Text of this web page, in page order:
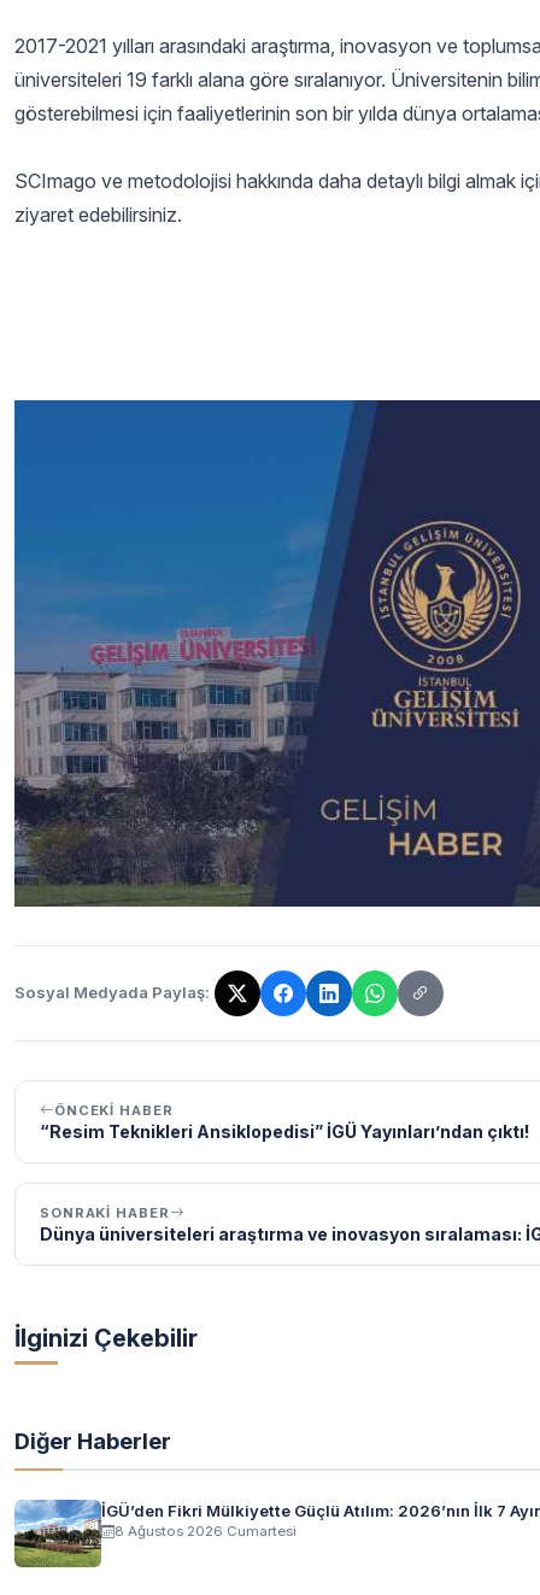
2017-2021 yılları arasındaki araştırma, inovasyon ve
üniversiteleri 19 farklı alana göre sıralanıyor. Üniversitenin
gösterebilmesi için faaliyetlerinin son bir yılda dünya
SCImago ve metodolojisi hakkında daha detaylı bilgi almak
ziyaret edebilirsiniz.
Sosyal Medyada Paylaş:
Bağlantı kopyalandı!
ÖNCEKI HABER
“Resim Teknikleri Ansiklopedisi” İGÜ Yayınları’ndan çıktı!
SONRAKI HABER
Dünya üniversiteleri araştırma ve inovasyon sıralaması:
İlginizi Çekebilir
Diğer Haberler
İGÜ’den Fikri Mülkiyette Güçlü Atılım: 2026’nın İlk 7
8 Ağustos 2026 Cumartesi